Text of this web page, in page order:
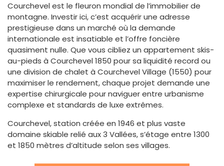
Courchevel est le fleuron mondial de l’immobilier de
montagne. Investir ici, c’est acquérir une adresse
prestigieuse dans un marché où la demande
internationale est insatiable et l’offre foncière
quasiment nulle. Que vous cibliez un appartement skis-
au-pieds à Courchevel 1850 pour sa liquidité record ou
une division de chalet à Courchevel Village (1550) pour
maximiser le rendement, chaque projet demande une
expertise chirurgicale pour naviguer entre urbanisme
complexe et standards de luxe extrêmes.
Courchevel, station créée en 1946 et plus vaste
domaine skiable relié aux 3 Vallées, s’étage entre 1300
et 1850 mètres d’altitude selon ses villages.